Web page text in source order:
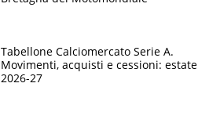
Tabellone Calciomercato Serie A.
Movimenti, acquisti e cessioni: estate
2026-27